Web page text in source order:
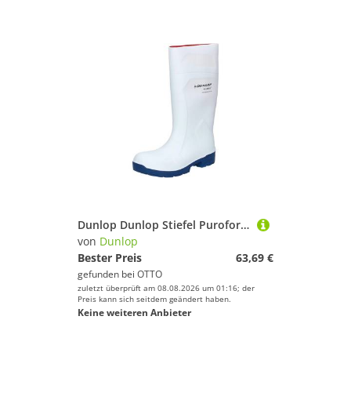
Dunlop Dunlop Stiefel Purofort MultiGrip EN 347 Arbeitsschuh
von Dunlop
Bester Preis
63,69 €
gefunden bei OTTO
zuletzt überprüft am 08.08.2026 um 01:16; der
Preis kann sich seitdem geändert haben.
Keine weiteren Anbieter